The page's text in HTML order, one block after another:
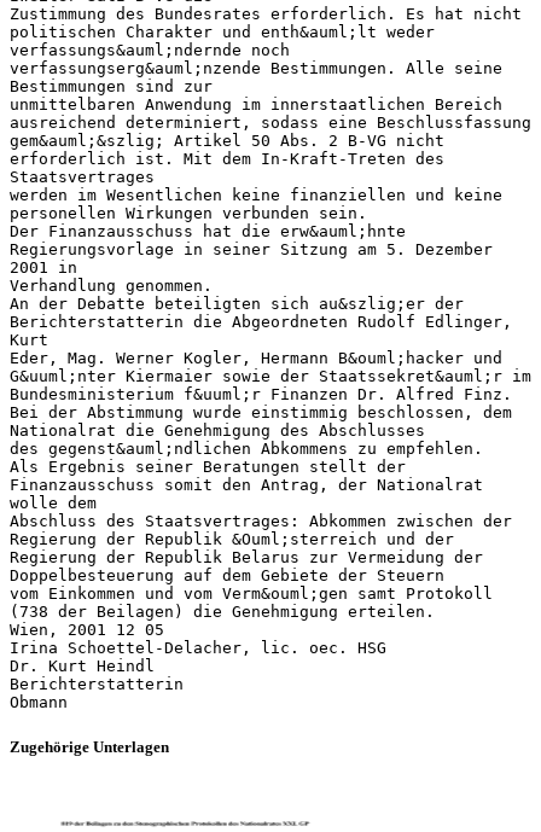
Zustimmung des Bundesrates erforderlich. Es hat nicht
politischen Charakter und enth&auml;lt weder
verfassungs&auml;ndernde noch
verfassungserg&auml;nzende Bestimmungen. Alle seine
Bestimmungen sind zur
unmittelbaren Anwendung im innerstaatlichen Bereich
ausreichend determiniert, sodass eine Beschlussfassung
gem&auml;&szlig; Artikel 50 Abs. 2 B-VG nicht
erforderlich ist. Mit dem In-Kraft-Treten des
Staatsvertrages
werden im Wesentlichen keine finanziellen und keine
personellen Wirkungen verbunden sein.
Der Finanzausschuss hat die erw&auml;hnte
Regierungsvorlage in seiner Sitzung am 5. Dezember
2001 in
Verhandlung genommen.
An der Debatte beteiligten sich au&szlig;er der
Berichterstatterin die Abgeordneten Rudolf Edlinger,
Kurt
Eder, Mag. Werner Kogler, Hermann B&ouml;hacker und
G&uuml;nter Kiermaier sowie der Staatssekret&auml;r im
Bundesministerium f&uuml;r Finanzen Dr. Alfred Finz.
Bei der Abstimmung wurde einstimmig beschlossen, dem
Nationalrat die Genehmigung des Abschlusses
des gegenst&auml;ndlichen Abkommens zu empfehlen.
Als Ergebnis seiner Beratungen stellt der
Finanzausschuss somit den Antrag, der Nationalrat
wolle dem
Abschluss des Staatsvertrages: Abkommen zwischen der
Regierung der Republik &Ouml;sterreich und der
Regierung der Republik Belarus zur Vermeidung der
Doppelbesteuerung auf dem Gebiete der Steuern
vom Einkommen und vom Verm&ouml;gen samt Protokoll
(738 der Beilagen) die Genehmigung erteilen.
Wien, 2001 12 05
Irina Schoettel-Delacher, lic. oec. HSG
Dr. Kurt Heindl
Berichterstatterin
Zugehörige Unterlagen